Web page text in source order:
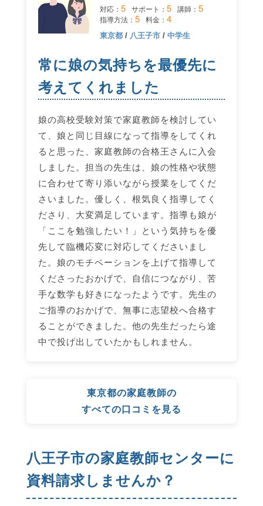
対応： 5 サポート： 5 講師： 5
指導方法： 5 料金： 4
東京都/ 八王子市/ 中学生
常に娘の気持ちを最優先に
考えてくれました
娘の高校受験対策で家庭教師を検討してい
て、娘と同じ目線になって指導をしてくれ
ると思った、家庭教師の合格王さんに入会
しました。担当の先生は、娘の性格や状態
に合わせて寄り添いながら授業をしてくだ
さいました。優しく、根気良く指導してく
ださり、大変満足しています。指導も娘が
「ここを勉強したい！」という気持ちを優
先して臨機応変に対応してくださいまし
た。娘のモチベーションを上げて指導して
くださったおかげで、自信につながり、苦
手な数学も好きになったようです。先生の
ご指導のおかげで、無事に志望校へ合格す
ることができました。他の先生だったら途
中で投げ出していたかもしれません。
東京都の家庭教師の
すべての口コミを見る
八王子市の家庭教師センターに
資料請求しませんか？